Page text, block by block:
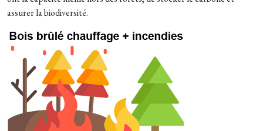
assurer la biodiversité.